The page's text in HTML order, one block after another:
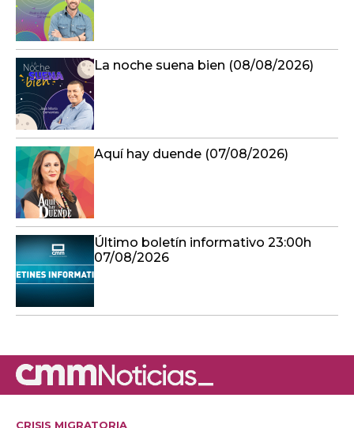
La noche suena bien (08/08/2026)
Aquí hay duende (07/08/2026)
Último boletín informativo 23:00h
07/08/2026
CRISIS MIGRATORIA